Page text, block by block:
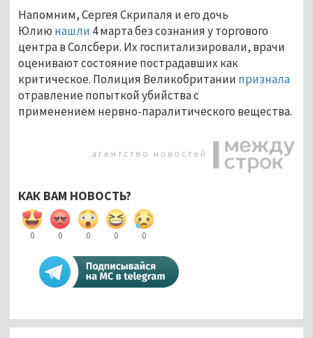
Напомним, Сергея Скрипаля и его дочь
Юлию нашли 4 марта без сознания у торгового
центра в Солсбери. Их госпитализировали, врачи
оценивают состояние пострадавших как
критическое. Полиция Великобритании признала
отравление попыткой убийства с
применением нервно-паралитического вещества.
КАК ВАМ НОВОСТЬ?
0 0 0 0 0